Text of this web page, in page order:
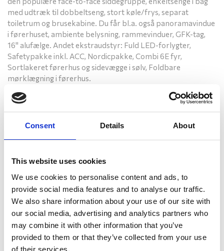
Consent Details About
This website uses cookies
We use cookies to personalise content and ads, to
provide social media features and to analyse our traffic.
We also share information about your use of our site with
our social media, advertising and analytics partners who
may combine it with other information that you’ve
provided to them or that they’ve collected from your use
of their services.
med udtræk til dobbeltseng, stort køle/frys, separat
toiletrum og brusekabine. Du får bl.a. også panoramavindue
i førerhuset, ambiente belysning, rammevinduer, GFK-tag,
16" alufælge. Andet ekstraudstyr: Fuld LED-forlygter,
Safetypakke inkl. ACC, Nordicpakke, Combi 6E fyr,
Sortlakeret førerhus og sidevægge i sølv, Foldbare
mørklægning i førerhus.
Finansiering
Kontakt en sælger
Indehaver / sælger
Mobil: 3073 9830
cj@campingparken.dk
Jacob Sund
Sælger